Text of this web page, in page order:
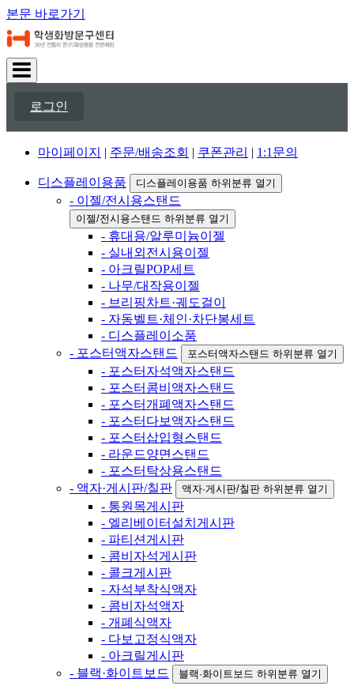
본문 바로가기
로그인
마이페이지 | 주문/배송조회 | 쿠폰관리 | 1:1문의
디스플레이용품 디스플레이용품 하위분류 열기
- 이젤/전시용스탠드
이젤/전시용스탠드 하위분류 열기
- 휴대용/알루미늄이젤
- 실내외전시용이젤
- 아크릴POP세트
- 나무/대작용이젤
- 브리핑차트·궤도걸이
- 자동벨트·체인·차단봉세트
- 디스플레이소품
- 포스터액자스탠드
포스터액자스탠드 하위분류 열기
- 포스터자석액자스탠드
- 포스터콤비액자스탠드
- 포스터개폐액자스탠드
- 포스터다보액자스탠드
- 포스터삽입형스탠드
- 라운드양면스탠드
- 포스터탁상용스탠드
- 액자·게시판/칠판
액자·게시판/칠판 하위분류 열기
- 통원목게시판
- 엘리베이터설치게시판
- 파티션게시판
- 콤비자석게시판
- 콜크게시판
- 자석부착식액자
- 콤비자석액자
- 개폐식액자
- 다보고정식액자
- 아크릴게시판
- 블랙·화이트보드
블랙·화이트보드 하위분류 열기